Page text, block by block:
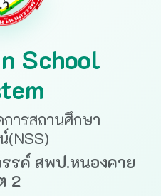
School
ารสถานศึกษา
(NSS)
รค์ สพป.หนองคาย
2